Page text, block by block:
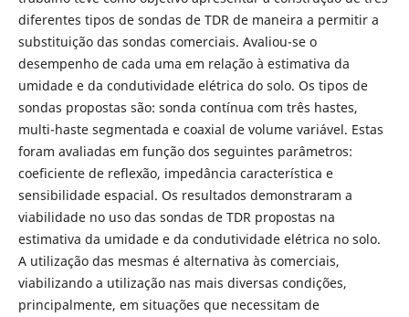
diferentes tipos de sondas de TDR de maneira a permitir a
substituição das sondas comerciais. Avaliou-se o
desempenho de cada uma em relação à estimativa da
umidade e da condutividade elétrica do solo. Os tipos de
sondas propostas são: sonda contínua com três hastes,
multi-haste segmentada e coaxial de volume variável. Estas
foram avaliadas em função dos seguintes parâmetros:
coeficiente de reflexão, impedância característica e
sensibilidade espacial. Os resultados demonstraram a
viabilidade no uso das sondas de TDR propostas na
estimativa da umidade e da condutividade elétrica no solo.
A utilização das mesmas é alternativa às comerciais,
viabilizando a utilização nas mais diversas condições,
principalmente, em situações que necessitam de